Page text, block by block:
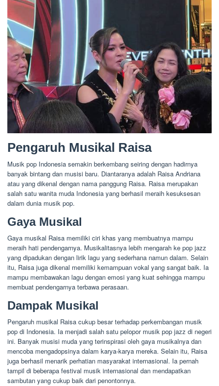
Pengaruh Musikal Raisa
Musik pop Indonesia semakin berkembang seiring dengan hadirnya
banyak bintang dan musisi baru. Diantaranya adalah Raisa Andriana
atau yang dikenal dengan nama panggung Raisa. Raisa merupakan
salah satu wanita muda Indonesia yang berhasil meraih kesuksesan
dalam dunia musik pop.
Gaya Musikal
Gaya musikal Raisa memiliki ciri khas yang membuatnya mampu
meraih hati pendengarnya. Musikalitasnya lebih mengarah ke pop jazz
yang dipadukan dengan lirik lagu yang sederhana namun dalam. Selain
itu, Raisa juga dikenal memiliki kemampuan vokal yang sangat baik. Ia
mampu membawakan lagu dengan emosi yang kuat sehingga mampu
membuat pendengarnya terbawa perasaan.
Dampak Musikal
Pengaruh musikal Raisa cukup besar terhadap perkembangan musik
pop di Indonesia. Ia menjadi salah satu pelopor musik pop jazz di negeri
ini. Banyak musisi muda yang terinspirasi oleh gaya musikalnya dan
mencoba mengadopsinya dalam karya-karya mereka. Selain itu, Raisa
juga berhasil menarik perhatian masyarakat internasional. Ia pernah
tampil di beberapa festival musik internasional dan mendapatkan
sambutan yang cukup baik dari penontonnya.